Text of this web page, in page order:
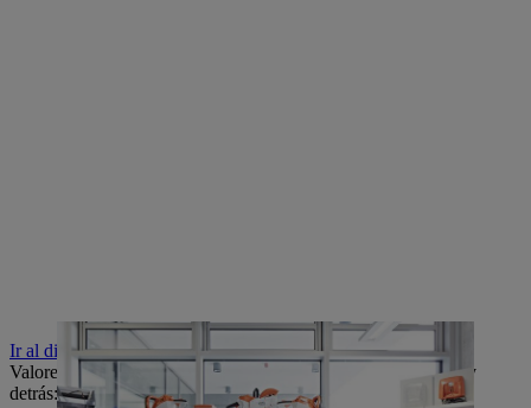
Ir al diario STIHL
Valores vividos, productos innovadores y las personas que hay
detrás: descubre lo que distingue a la empresa familiar STIHL.